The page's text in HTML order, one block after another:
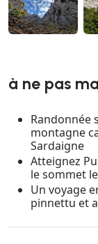
à ne pas
Randonnée
montagne
Sardaigne
Atteignez
le sommet
Un voyage
pinnettu et